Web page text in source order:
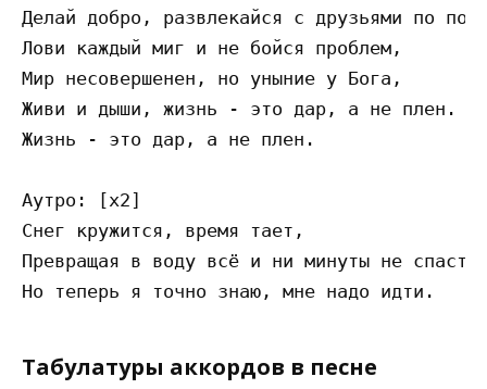
Делай добро, развлекайся с друзьями по
Лови каждый миг и не бойся проблем,
Мир несовершенен, но уныние у Бога,
Живи и дыши, жизнь - это дар, а не плен.
Жизнь - это дар, а не плен.
Аутро: [x2]
Снег кружится, время тает,
Превращая в воду всё и ни минуты не
Табулатуры аккордов в песне